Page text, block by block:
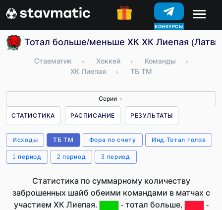
КОНКУРСЫ
Тотал больше/меньше ХК ХК Лиепая
Ставматик › Хоккей › Команды
›
ХК Лиепая
› ТБ ТМ
Серии ▼
СТАТИСТИКА РАСПИСАНИЕ РЕЗУЛЬТАТЫ
Исходы ТБ ТМ Фора по счету Инд.Тотал голов
1 период 2 период 3 период
Статистика по суммарному количеству
заброшенных шайб обеими командами в матчах с
участием ХК Лиепая.
- тотал больше,
-